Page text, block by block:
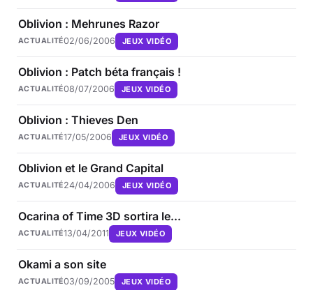
Forum
Oblivion : Mehrunes Razor
ACTUALITÉ02/06/2006 JEUX VIDÉO
Oblivion : Patch béta français !
ACTUALITÉ08/07/2006 JEUX VIDÉO
Oblivion : Thieves Den
ACTUALITÉ17/05/2006 JEUX VIDÉO
Oblivion et le Grand Capital
ACTUALITÉ24/04/2006 JEUX VIDÉO
Ocarina of Time 3D sortira le...
ACTUALITÉ13/04/2011 JEUX VIDÉO
Okami a son site
ACTUALITÉ03/09/2005 JEUX VIDÉO